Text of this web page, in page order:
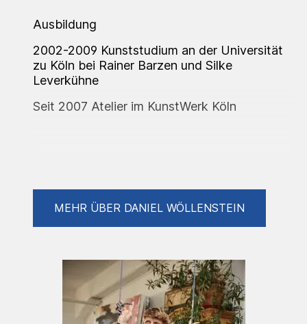
Ausbildung
2002-2009 Kunststudium an der Universität
zu Köln bei Rainer Barzen und Silke
Leverkühne
Seit 2007 Atelier im KunstWerk Köln
2007 Blaumachen KunstWerk Köln
2008 Lange Nacht der Museen –
„Festprozessionen und Diodramen“
2008-2009 Darwin – Design und Gestaltung
einer KVB Bahn anlässlich des Darwinjahrs
MEHR ÜBER DANIEL WÖLLENSTEIN